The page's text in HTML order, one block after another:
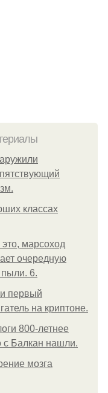
классах
марсоход
очередную
6.
первый
на криптоне.
800-летнее
с Балкан нашли.
мозга